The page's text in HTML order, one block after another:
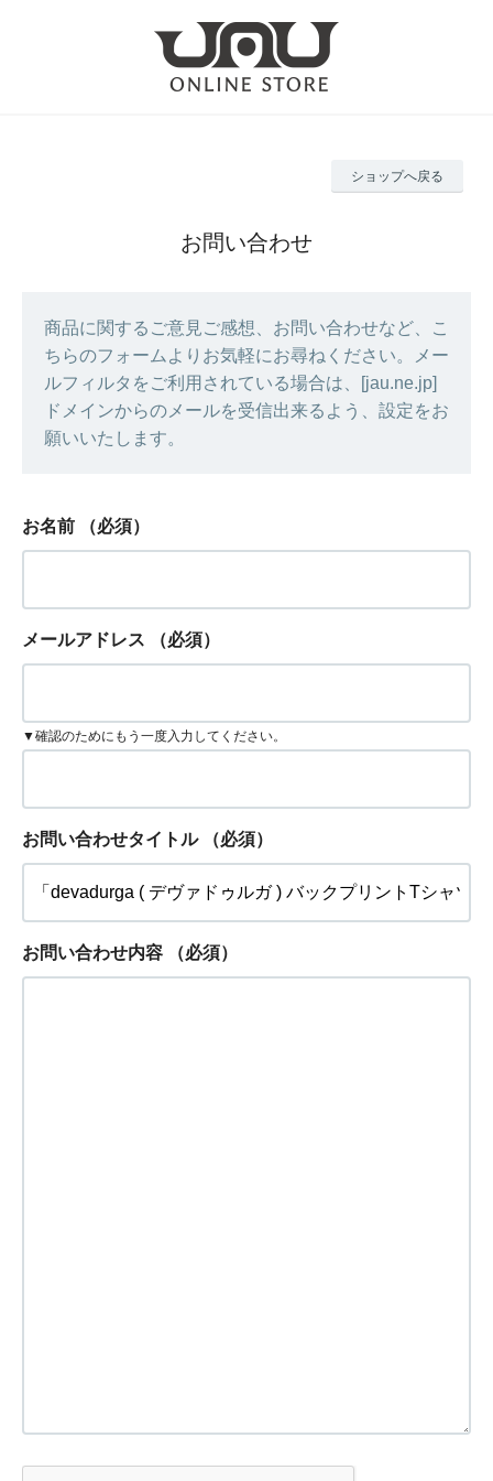
ショップへ戻る
お問い合わせ
商品に関するご意見ご感想、お問い合わせなど、こ
ちらのフォームよりお気軽にお尋ねください。メー
ルフィルタをご利用されている場合は、[jau.ne.jp]
ドメインからのメールを受信出来るよう、設定をお
願いいたします。
お名前 （必須）
メールアドレス （必須）
▼確認のためにもう一度入力してください。
お問い合わせタイトル （必須）
お問い合わせ内容 （必須）